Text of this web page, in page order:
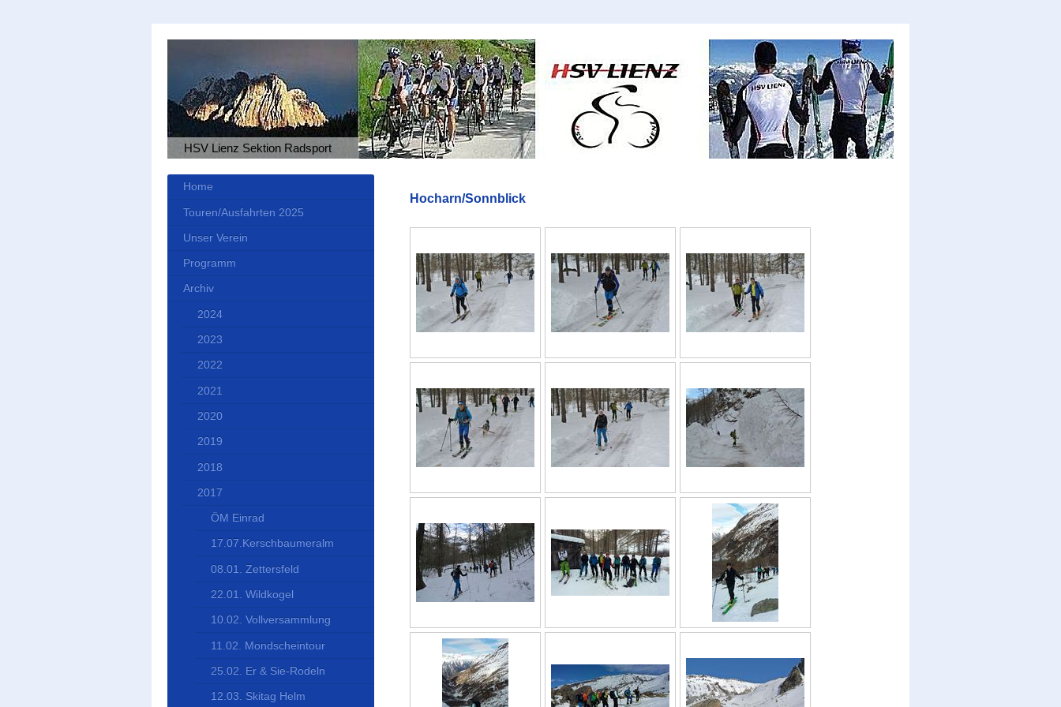
HSV Lienz Sektion Radsport
Hocharn/Sonnblick
Home
Touren/Ausfahrten 2025
Unser Verein
Programm
Archiv
2024
2023
2022
2021
2020
2019
2018
2017
ÖM Einrad
17.07.Kerschbaumeralm
08.01. Zettersfeld
22.01. Wildkogel
10.02. Vollversammlung
11.02. Mondscheintour
25.02. Er & Sie-Rodeln
12.03. Skitag Helm